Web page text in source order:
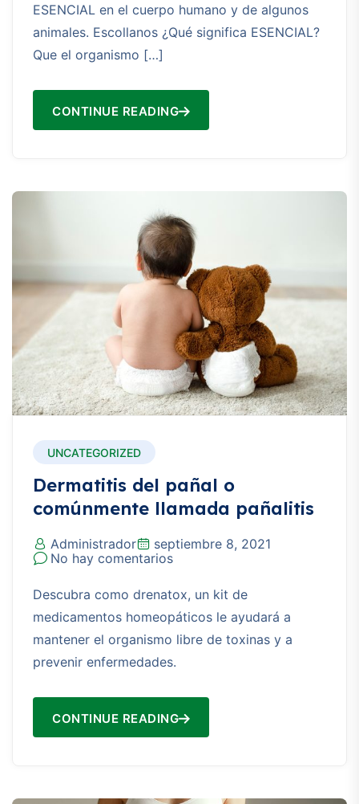
ESENCIAL en el cuerpo humano y de algunos
animales. Escollanos ¿Qué significa ESENCIAL?
Que el organismo […]
CONTINUE READING
UNCATEGORIZED
Dermatitis del pañal o
comúnmente llamada pañalitis
Administrador
septiembre 8, 2021
No hay comentarios
Descubra como drenatox, un kit de
medicamentos homeopáticos le ayudará a
mantener el organismo libre de toxinas y a
prevenir enfermedades.
CONTINUE READING